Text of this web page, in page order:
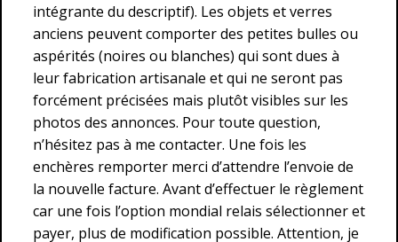
intégrante du descriptif). Les objets et verres
anciens peuvent comporter des petites bulles ou
aspérités (noires ou blanches) qui sont dues à
leur fabrication artisanale et qui ne seront pas
forcément précisées mais plutôt visibles sur les
photos des annonces. Pour toute question,
n’hésitez pas à me contacter. Une fois les
enchères remporter merci d’attendre l’envoie de
la nouvelle facture. Avant d’effectuer le règlement
car une fois l’option mondial relais sélectionner et
payer, plus de modification possible. Attention, je